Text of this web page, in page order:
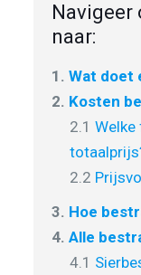
Navigeer
naar:
1. Wat doet
2. Kosten
2.1
2.2
3. Hoe
4. Alle
4.1